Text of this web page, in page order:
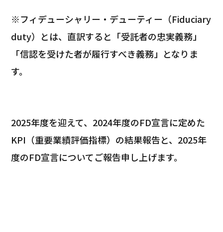
※フィデューシャリー・デューティー（Fiduciary
duty）とは、直訳すると「受託者の忠実義務」
「信認を受けた者が履行すべき義務」となりま
す。
2025年度を迎えて、2024年度のFD宣言に定めた
KPI（重要業績評価指標）の結果報告と、2025年
度のFD宣言についてご報告申し上げます。